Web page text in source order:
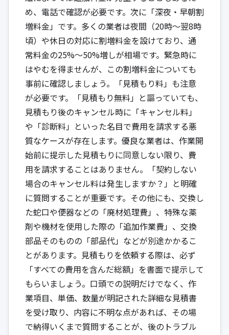
め、電話で確認が必要です。次に「深夜・早朝割
増料金」です。多くの業者は夜間（20時〜翌8時
頃）や休日の対応に割増料金を設けており、通
常料金の25%〜50%増しが相場です。緊急時に
はやむを得ませんが、この割増料金についても
事前に確認しましょう。「見積もり料」も注意
が必要です。「見積もり無料」と謳っていても、
見積もり後のキャンセル時に「キャンセル料」
や「診断料」といった名目で費用を請求する悪
質なケースが存在します。優良な業者は、作業開
始前に提示した見積もりに同意しない限り、費
用を請求することはありません。「契約しない
場合のキャンセル料は発生しますか？」と明確
に質問することが重要です。その他にも、交換し
た蛇口や便器などの「廃材処理費」、特殊な薬
剤や機材を使用した際の「追加作業費」、交換
部品そのものの「部品代」などが別途かかるこ
とがあります。見積もりを依頼する際は、必ず
「すべての費用を含んだ総額」を書面で提示して
もらいましょう。口頭での説明だけでなく、作
業項目、単価、数量が明記された詳細な見積書
を受け取り、内容に不明な点があれば、その場
で納得いくまで質問することが、後のトラブル